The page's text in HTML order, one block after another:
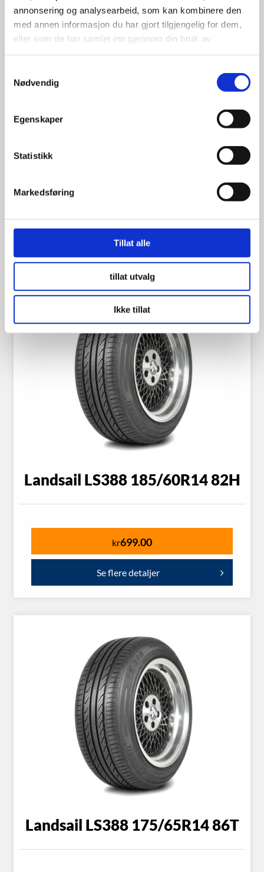
annonsering og analysearbeid, som kan kombinere den
med annen informasjon du har gjort tilgjengelig for dem,
eller som de har samlet inn gjennom din bruk av
Nødvendig
Egenskaper
Statistikk
Markedsføring
Tillat alle
tillat utvalg
Ikke tillat
Se flere detaljer
Landsail LS388 185/60R14 82H
kr699.00
Se flere detaljer
Landsail LS388 175/65R14 86T